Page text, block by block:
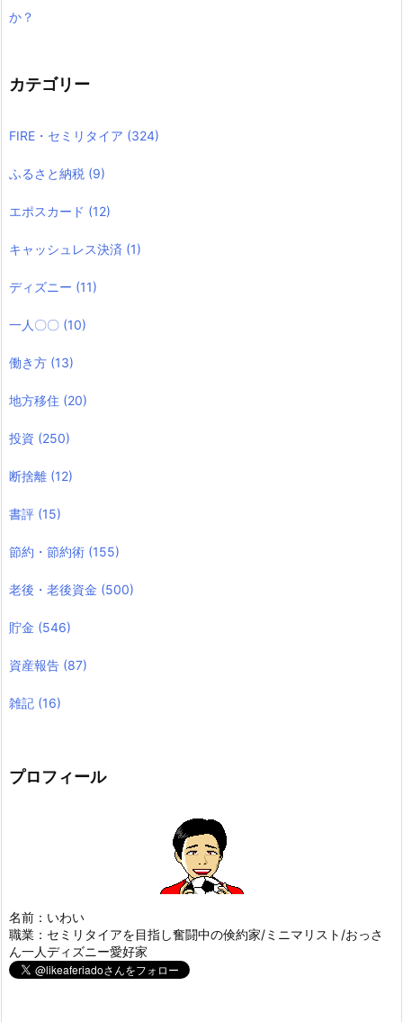
か？
カテゴリー
FIRE・セミリタイア (324)
ふるさと納税 (9)
エポスカード (12)
キャッシュレス決済 (1)
ディズニー (11)
一人〇〇 (10)
働き方 (13)
地方移住 (20)
投資 (250)
断捨離 (12)
書評 (15)
節約・節約術 (155)
老後・老後資金 (500)
貯金 (546)
資産報告 (87)
雑記 (16)
プロフィール
名前：いわい
職業：セミリタイアを目指し奮闘中の倹約家/ミニマリスト/おっさ
ん一人ディズニー愛好家